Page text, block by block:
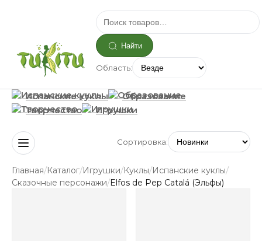
Найти
Область:
Испанские куклы
Образование
Творчество
Игрушки
Сортировка:
Главная/Каталог/Игрушки/Куклы/Испанские куклы/
Сказочные персонажи/Elfos de Pep Catalá (Эльфы)